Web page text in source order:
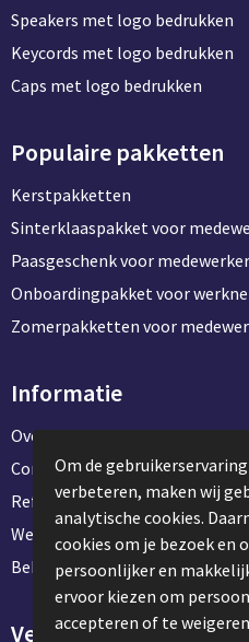
Speakers met logo bedrukken
Keycords met logo bedrukken
Caps met logo bedrukken
Populaire pakketten
Kerstpakketten
Sinterklaaspakket voor
Paasgeschenk voor
Onboardingpakket voor
Zomerpakketten voor
Informatie
Over ons
Contact en klantenservice
Referentie projecten
Werken & stage bij AtmR Gifts
Bekijk kantoorbenodigdheden
Veilig winkelen
Om de
verbeteren, maken wij
analytische cookies.
cookies om je bezoek en
persoonlijker en
ervoor kiezen om
accepteren of te